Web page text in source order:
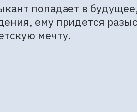
попадает в
ему придется
мечту.